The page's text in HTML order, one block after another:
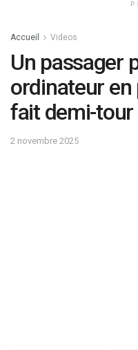
Accueil Videos
Un passager
ordinateur en
fait demi-tour
2 novembre 2025